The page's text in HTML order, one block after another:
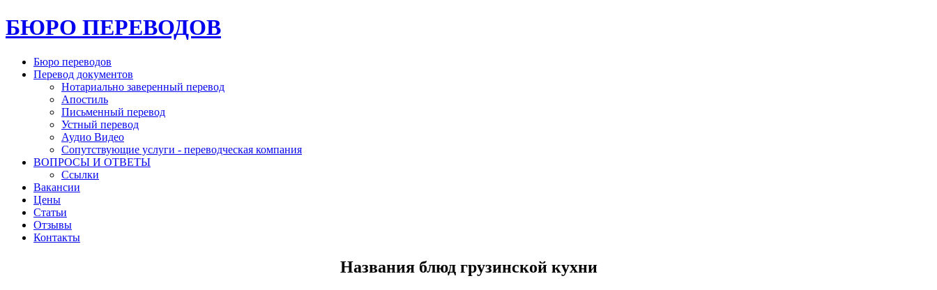
БЮРО ПЕРЕВОДОВ
Бюро переводов
Перевод документов
Нотариально заверенный перевод
Апостиль
Письменный перевод
Устный перевод
Аудио Видео
Сопутствующие услуги - переводческая компания
ВОПРОСЫ И ОТВЕТЫ
Ссылки
Вакансии
Цены
Статьи
Отзывы
Контакты
Названия блюд грузинской кухни